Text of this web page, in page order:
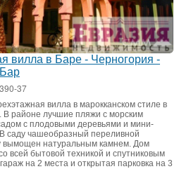
вилла в Баре - Черногория -
37
вилла в марокканском стиле в
районе лучшие пляжи с морским
с плодовыми деревьями и мини-
саду чашеобразный переливной
вымощен натуральным камнем. Дом
всей бытовой техникой и спутниковым
на 2 места и открытая парковка на 3